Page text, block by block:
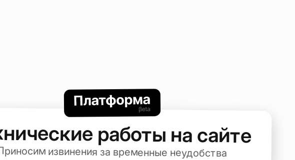
работы на сайте
извинения за временные неудобства